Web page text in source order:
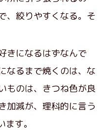
、絞りやすくなる。そ
きになるはずなんで
なるまで焼くのは、な
のは、きつね色が良
加減が、理科的に言う
す。